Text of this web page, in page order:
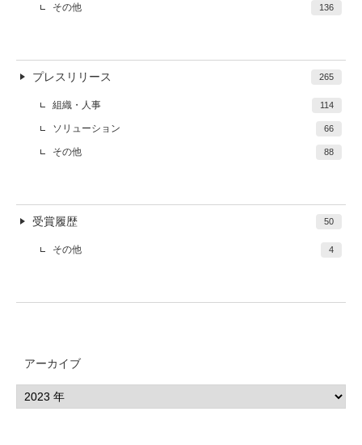
その他 136
プレスリリース 265
組織・人事 114
ソリューション 66
その他 88
受賞履歴 50
その他 4
アーカイブ